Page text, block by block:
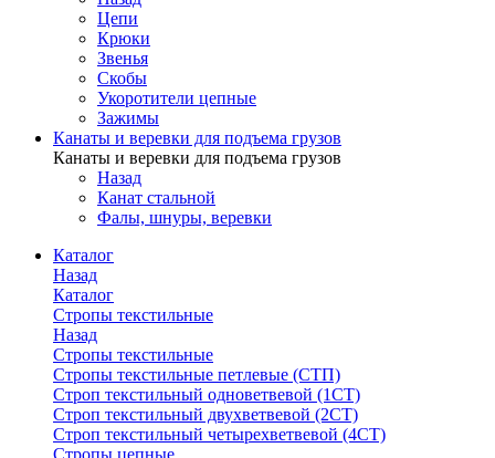
Цепи
Крюки
Звенья
Скобы
Укоротители цепные
Зажимы
Канаты и веревки для подъема грузов
Канаты и веревки для подъема грузов
Назад
Канат стальной
Фалы, шнуры, веревки
Каталог
Назад
Каталог
Стропы текстильные
Назад
Стропы текстильные
Стропы текстильные петлевые (СТП)
Строп текстильный одноветвевой (1СТ)
Строп текстильный двухветвевой (2СТ)
Строп текстильный четырехветвевой (4СТ)
Стропы цепные